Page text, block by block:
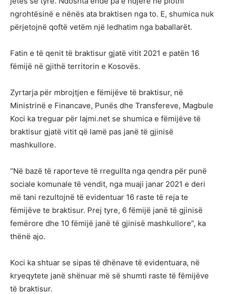
ngrohtësinë e nënës ata braktisen nga to. E, shumica nuk
përjetojnë qoftë vetëm një ledhatim nga baballarët.
Fatin e të qenit të braktisur gjatë vitit 2021 e patën 16
fëmijë në gjithë territorin e Kosovës.
Zyrtarja për mbrojtjen e fëmijëve të braktisur, në
Ministrinë e Financave, Punës dhe Transfereve, Magbule
Koci ka treguar për lajmi.net se shumica e fëmijëve të
braktisur gjatë vitit që lamë pas janë të gjinisë
mashkullore.
“Në bazë të raporteve të rregullta nga qendra për punë
sociale komunale të vendit, nga muaji janar 2021 e deri
më tani rezultojnë të evidentuar 16 raste të reja te
fëmijëve te braktisur. Prej tyre, 6 fëmijë janë të gjinisë
femërore dhe 10 fëmijë janë të gjinisë mashkullore”, ka
thënë ajo.
Koci ka shtuar se sipas të dhënave të evidentuara, në
kryeqytete janë shënuar më së shumti raste të fëmijëve
të braktisur.